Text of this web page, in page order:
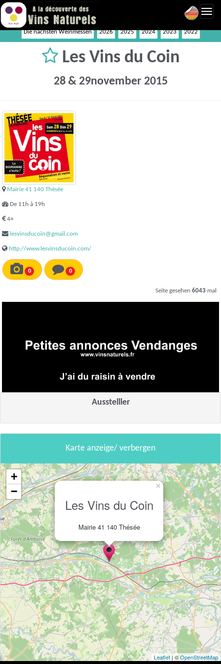
Die nächsten Weinmessen 2026 2025 2024 2023 2022
Les Vins du Coin
28 & 29november 2015
Mairie 41 140 Thésée
De 11h à 19h
4¤
lesvinsducoin@gmail.com
http://www.lesvinsducoin.com/
0 0
Seite gesehen 6043 mal
Ausstelller
Karte anzeige/ verbergen
Les Vins du Coin
Mairie 41 140 Thésée
×
+
−
Leaflet | ©OpenStreetMap